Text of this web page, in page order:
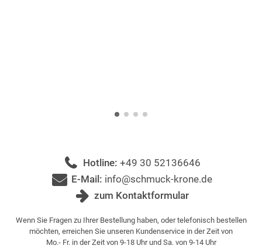
Hotline: +49 30 52136646
E-Mail: info@schmuck-krone.de
zum Kontaktformular
Wenn Sie Fragen zu Ihrer Bestellung haben, oder telefonisch bestellen
möchten, erreichen Sie unseren Kundenservice in der Zeit von
Mo.- Fr. in der Zeit von 9-18 Uhr und Sa. von 9-14 Uhr